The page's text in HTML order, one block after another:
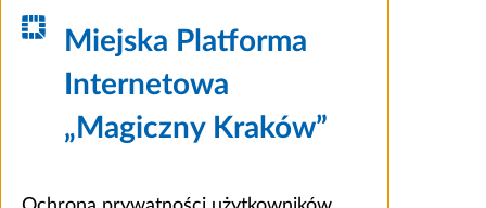
Miejska Platforma
Internetowa
„Magiczny Kraków”